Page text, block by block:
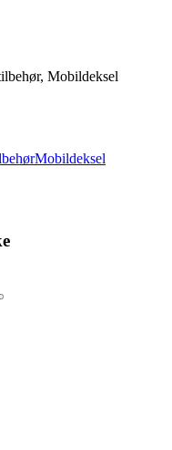
Mobildeksel
Mobildeksel